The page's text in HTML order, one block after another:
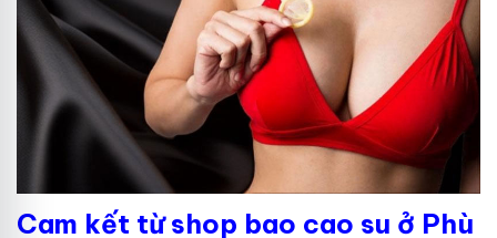
Cam kết từ shop bao cao su ở Phù